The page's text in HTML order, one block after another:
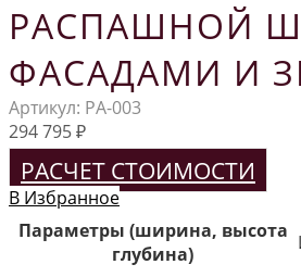
РАСПАШНОЙ
ФАСАДАМИ И
Артикул: РА-003
294 795₽
РАСЧЕТ СТОИМОСТИ
В Избранное
Параметры (ширина, высота
глубина)